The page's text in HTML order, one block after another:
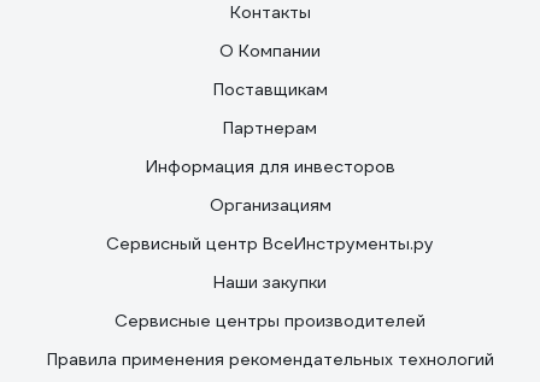
Контакты
О Компании
Поставщикам
Партнерам
Информация для инвесторов
Организациям
Сервисный центр ВсеИнструменты.ру
Наши закупки
Сервисные центры производителей
Правила применения рекомендательных технологий